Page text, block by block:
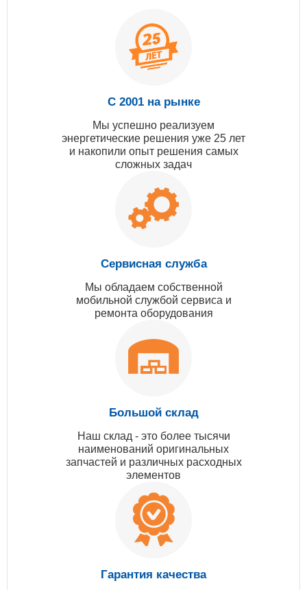
С 2001 на рынке
Мы успешно реализуем
энергетические решения уже 25 лет
и накопили опыт решения самых
сложных задач
Сервисная служба
Мы обладаем собственной
мобильной службой сервиса и
ремонта оборудования
Большой склад
Наш склад - это более тысячи
наименований оригинальных
запчастей и различных расходных
элементов
Гарантия качества